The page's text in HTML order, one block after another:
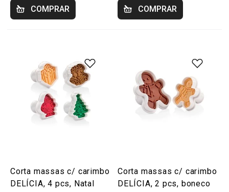
COMPRAR COMPRAR
Corta massas c/ carimbo
DELÍCIA, 4 pcs, Natal
Corta massas c/ carimbo
DELÍCIA, 2 pcs, boneco